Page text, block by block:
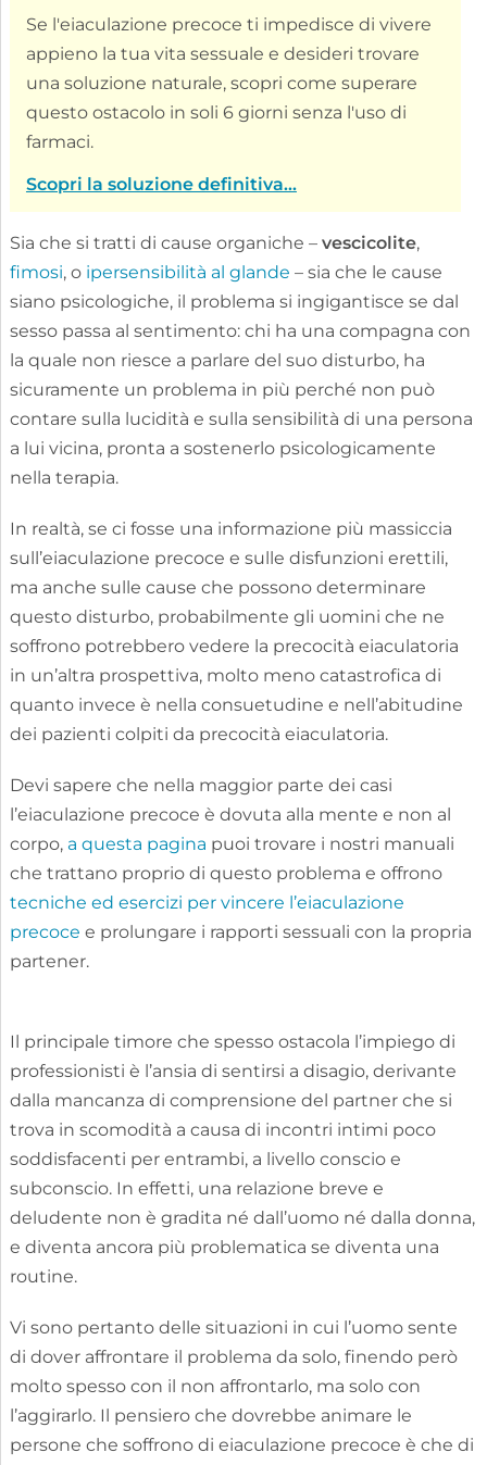
Se l'eiaculazione precoce ti impedisce di vivere
appieno la tua vita sessuale e desideri trovare
una soluzione naturale, scopri come superare
questo ostacolo in soli 6 giorni senza l'uso di
farmaci.
Scopri la soluzione definitiva...
Sia che si tratti di cause organiche – vescicolite,
fimosi, o ipersensibilità al glande – sia che le cause
siano psicologiche, il problema si ingigantisce se dal
sesso passa al sentimento: chi ha una compagna con
la quale non riesce a parlare del suo disturbo, ha
sicuramente un problema in più perché non può
contare sulla lucidità e sulla sensibilità di una persona
a lui vicina, pronta a sostenerlo psicologicamente
nella terapia.
In realtà, se ci fosse una informazione più massiccia
sull’eiaculazione precoce e sulle disfunzioni erettili,
ma anche sulle cause che possono determinare
questo disturbo, probabilmente gli uomini che ne
soffrono potrebbero vedere la precocità eiaculatoria
in un’altra prospettiva, molto meno catastrofica di
quanto invece è nella consuetudine e nell’abitudine
dei pazienti colpiti da precocità eiaculatoria.
Devi sapere che nella maggior parte dei casi
l’eiaculazione precoce è dovuta alla mente e non al
corpo, a questa pagina puoi trovare i nostri manuali
che trattano proprio di questo problema e offrono
tecniche ed esercizi per vincere l’eiaculazione
precoce e prolungare i rapporti sessuali con la propria
partener.
Il principale timore che spesso ostacola l’impiego di
professionisti è l’ansia di sentirsi a disagio, derivante
dalla mancanza di comprensione del partner che si
trova in scomodità a causa di incontri intimi poco
soddisfacenti per entrambi, a livello conscio e
subconscio. In effetti, una relazione breve e
deludente non è gradita né dall’uomo né dalla donna,
e diventa ancora più problematica se diventa una
routine.
Vi sono pertanto delle situazioni in cui l’uomo sente
di dover affrontare il problema da solo, finendo però
molto spesso con il non affrontarlo, ma solo con
l’aggirarlo. Il pensiero che dovrebbe animare le
persone che soffrono di eiaculazione precoce è che di